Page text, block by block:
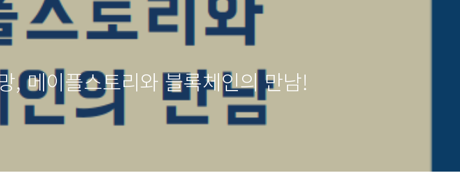
, 메이플스토리와 블록체인의 만남!